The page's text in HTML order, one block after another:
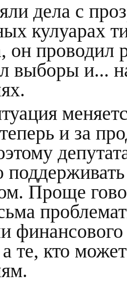
дела с
кулуарах
он
выборы и...
и за
Проще
те, кто